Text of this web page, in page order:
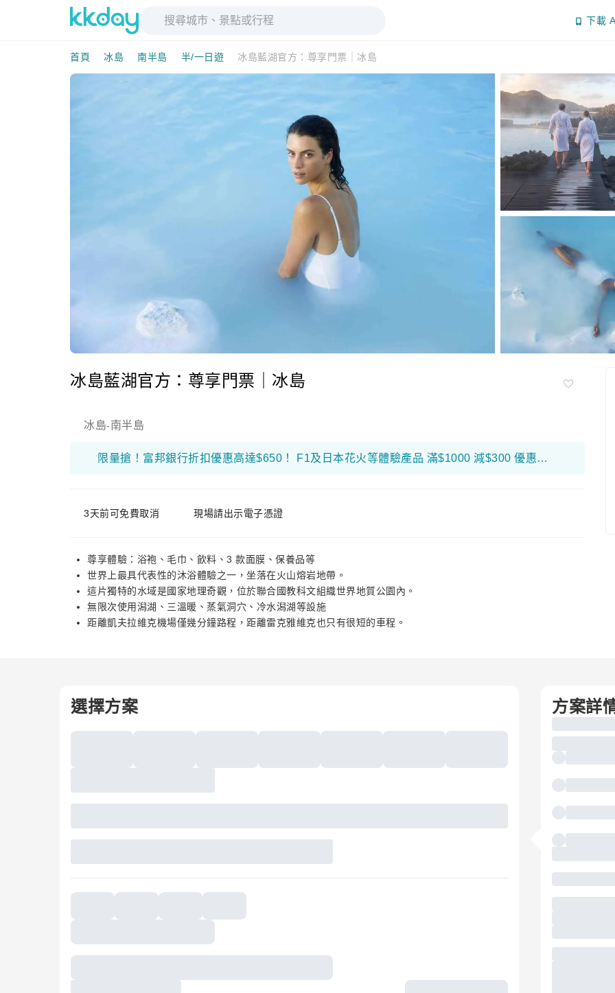
下載
首頁 冰島 南半島 半/一日遊 冰島藍湖官方：尊享門票｜冰島
冰島藍湖官方：尊享門票｜冰島
冰島-南半島
限量搶！富邦銀行折扣優惠高達$650！ F1及日本花火等體驗產品 滿$1000 減$300 優惠碼： 26FB300 環球海外旅遊產品 滿$800 減$200 優惠碼： 26FB200 香港及大灣區旅遊產品 滿$500 減$100 優惠碼： 26FB100
3天前可免費取消 現場請出示電子憑證
尊享體驗：浴袍、毛巾、飲料、3 款面膜、保養品等
世界上最具代表性的沐浴體驗之一，坐落在火山熔岩地帶。
這片獨特的水域是國家地理奇觀，位於聯合國教科文組織世界地質公園內。
無限次使用潟湖、三溫暖、蒸氣洞穴、冷水潟湖等設施
距離凱夫拉維克機場僅幾分鐘路程，距離雷克雅維克也只有很短的車程。
選擇方案 方案詳